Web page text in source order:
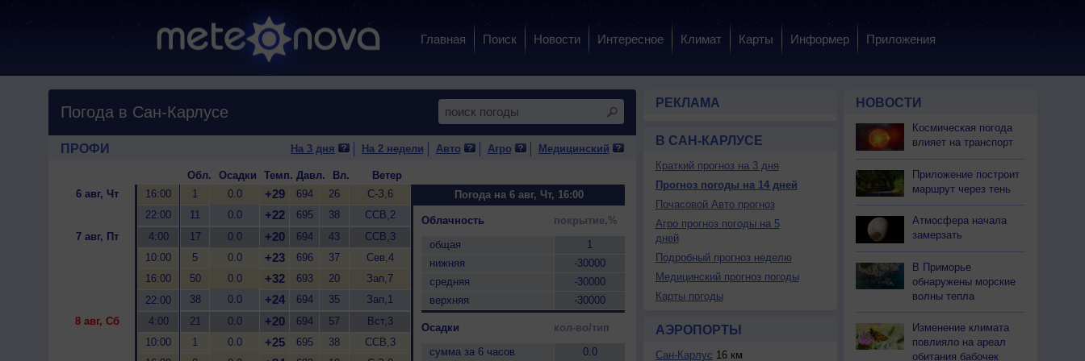
Главная Поиск Новости Интересное Климат Карты Информер Приложения
Погода в Сан-Карлусе
ПРОФИ На 3 дня На 2 недели Авто Агро Медицинский
Обл. Осадки Темп. Давл. Вл.
Ветер
6 авг, Чт
16:00 1 0.0 +29 694 26
С-З,6
22:00
11 0.0 +22 695 38
ССВ,2
7 авг, Пт
4:00 17 0.0 +20 694 43
ССВ,3
10:00
5 0.0 +23 696 37
Сев,4
16:00
50 0.0 +32 693 20
Зап,7
22:00
38 0.0 +24 694 35
Зап,1
8 авг, Сб
4:00 21 0.0 +20 694 57
Вст,3
10:00
1 0.0 +25 695 38
ССВ,3
Погода на 6 авг, Чт, 16:00
Облачность
покрытие,%
общая
1
нижняя
-30000
средняя
-30000
верхняя
-30000
Осадки
кол-во/тип
сумма за 6 часов
0.0
РЕКЛАМА
В САН-КАРЛУСЕ
Краткий прогноз на 3 дня
Прогноз погоды на 14 дней
Почасовой Авто прогноз
Агро прогноз погоды на 5
дней
Подробный прогноз неделю
Медицинский прогноз погоды
Карты погоды
АЭРОПОРТЫ
Сан-Карлус 16 км
НОВОСТИ
Космическая погода
влияет на транспорт
Приложение построит
маршрут через тень
Атмосфера начала
замерзать
В Приморье
обнаружены морские
волны тепла
Изменение климата
повлияло на ареал
обитания бабочек